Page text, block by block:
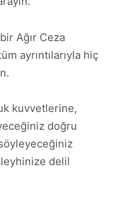
Ağır Ceza
ayrıntılarıyla hiç
kuvvetlerine,
doğru
delil